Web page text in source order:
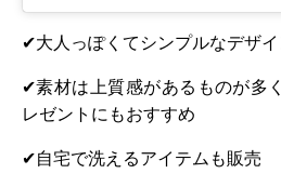
✔大人っぽくてシンプルなデザ
✔素材は上質感があるものが多
レゼントにもおすすめ
✔自宅で洗えるアイテムも販売